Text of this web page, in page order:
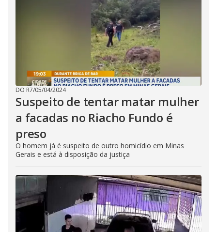
DO R7/05/04/2024
Suspeito de tentar matar mulher
a facadas no Riacho Fundo é
preso
O homem já é suspeito de outro homicídio em Minas
Gerais e está à disposição da justiça